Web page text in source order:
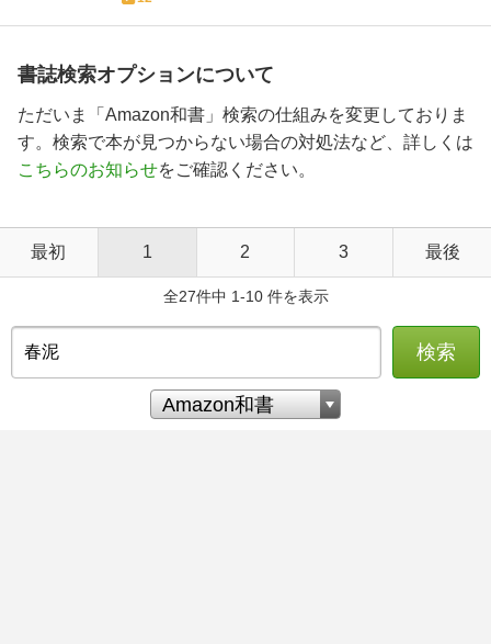
書誌検索オプションについて
ただいま「Amazon和書」検索の仕組みを変更しておりま
す。検索で本が見つからない場合の対処法など、詳しくは
こちらのお知らせをご確認ください。
最初 1 2 3 最後
全27件中 1-10 件を表示
検索